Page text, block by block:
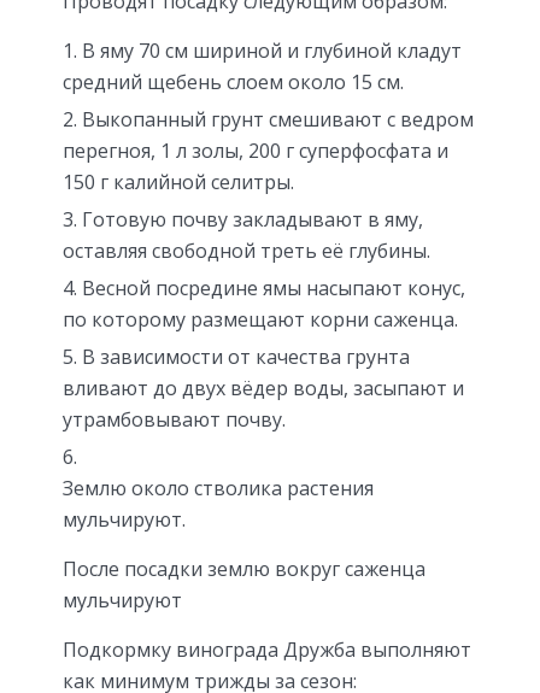
В яму 70 см шириной и глубиной кладут
средний щебень слоем около 15 см.
Выкопанный грунт смешивают с ведром
перегноя, 1 л золы, 200 г суперфосфата и
150 г калийной селитры.
Готовую почву закладывают в яму,
оставляя свободной треть её глубины.
Весной посредине ямы насыпают конус,
по которому размещают корни саженца.
В зависимости от качества грунта
вливают до двух вёдер воды, засыпают и
утрамбовывают почву.
Землю около стволика растения
мульчируют.
После посадки землю вокруг саженца
мульчируют
Подкормку винограда Дружба выполняют
как минимум трижды за сезон: